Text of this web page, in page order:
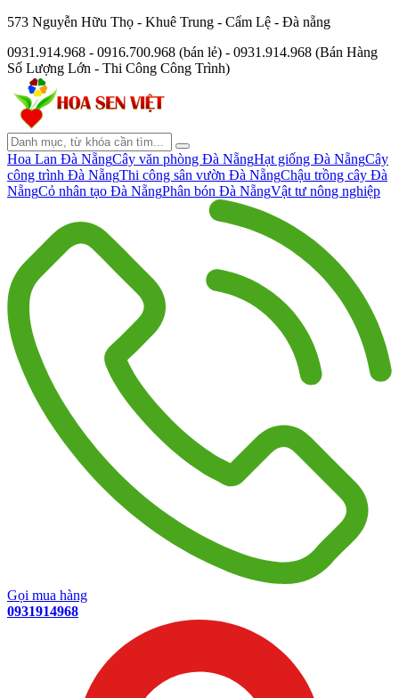
573 Nguyễn Hữu Thọ - Khuê Trung - Cẩm Lệ - Đà nẵng
0931.914.968 - 0916.700.968 (bán lẻ) - 0931.914.968 (Bán Hàng
Số Lượng Lớn - Thi Công Công Trình)
Hoa Lan Đà NẵngCây văn phòng Đà NẵngHạt giống Đà NẵngCây
công trình Đà NẵngThi công sân vườn Đà NẵngChậu trồng cây Đà
NẵngCỏ nhân tạo Đà NẵngPhân bón Đà NẵngVật tư nông nghiệp
Gọi mua hàng
0931914968